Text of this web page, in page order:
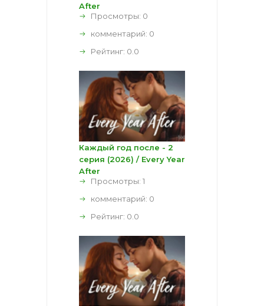
After
Просмотры: 0
комментарий: 0
Рейтинг: 0.0
Каждый год после - 2
серия (2026) / Every Year
After
Просмотры: 1
комментарий: 0
Рейтинг: 0.0